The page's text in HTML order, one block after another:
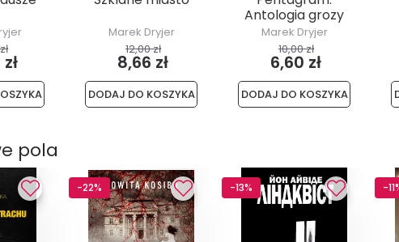
Marek Dryjer
12,00 zł
8,66 zł
DODAJ DO KOSZYKA
Antologia grozy
Marek Dryjer
10,00 zł
6,60 zł
DODAJ DO KOSZYKA
pola
-22% -13% -